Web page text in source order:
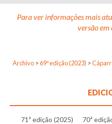
Para ver informações mais
versão em
Archivo > 69ª edição (2023) >
71ª edição (2025) 70ª